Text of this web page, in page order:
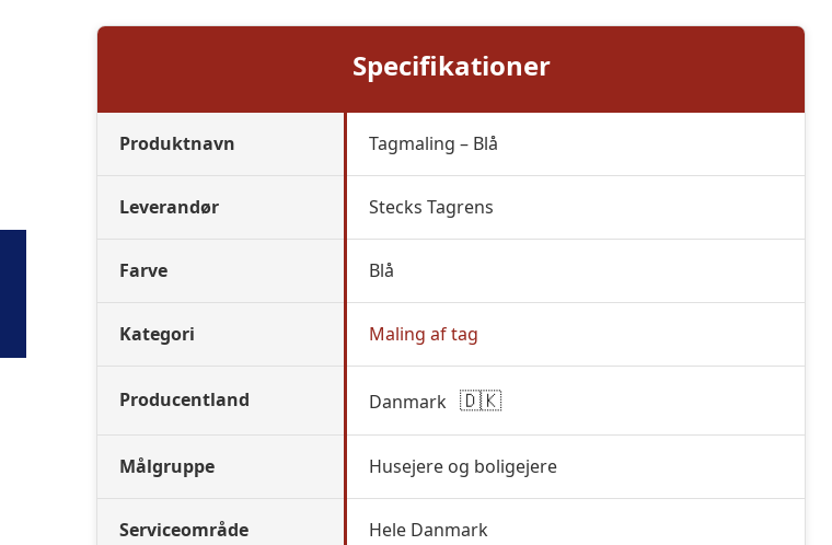
Specifikationer
Produktnavn Tagmaling – Blå
Leverandør Stecks Tagrens
Farve Blå
Kategori Maling af tag
Producentland Danmark 🇩🇰
Målgruppe Husejere og boligejere
Serviceområde Hele Danmark